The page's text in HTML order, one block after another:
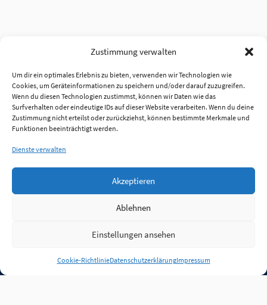
Zustimmung verwalten
Um dir ein optimales Erlebnis zu bieten, verwenden wir Technologien wie
Cookies, um Geräteinformationen zu speichern und/oder darauf zuzugreifen.
Wenn du diesen Technologien zustimmst, können wir Daten wie das
Surfverhalten oder eindeutige IDs auf dieser Website verarbeiten. Wenn du deine
Zustimmung nicht erteilst oder zurückziehst, können bestimmte Merkmale und
Funktionen beeinträchtigt werden.
Dienste verwalten
Akzeptieren
Ablehnen
Einstellungen ansehen
Cookie-RichtlinieDatenschutzerklärungImpressum
Anmelden
Jobs Partner FAQ Quellen